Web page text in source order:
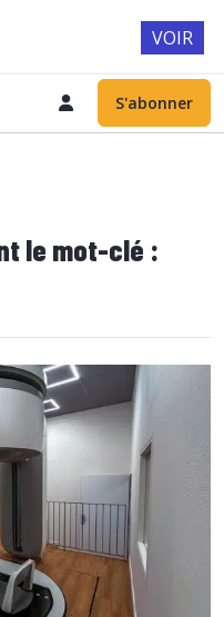
S'abonner
le mot-clé :
VOIR